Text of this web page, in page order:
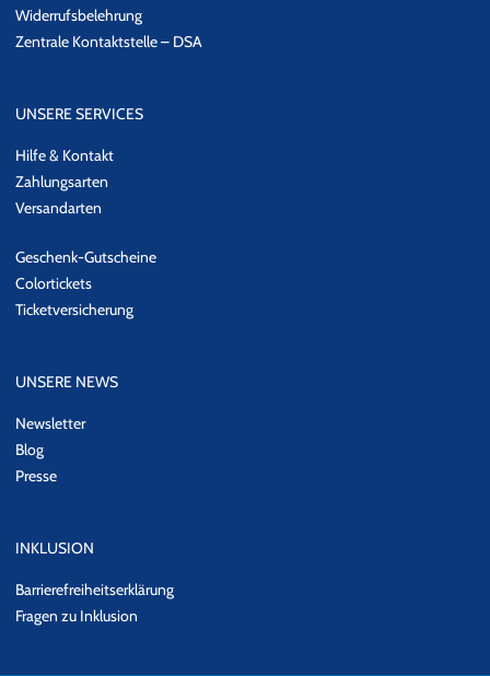
Widerrufsbelehrung
Zentrale Kontaktstelle – DSA
UNSERE SERVICES
Hilfe & Kontakt
Zahlungsarten
Versandarten
Geschenk-Gutscheine
Colortickets
Ticketversicherung
UNSERE NEWS
Newsletter
Blog
Presse
INKLUSION
Barrierefreiheitserklärung
Fragen zu Inklusion